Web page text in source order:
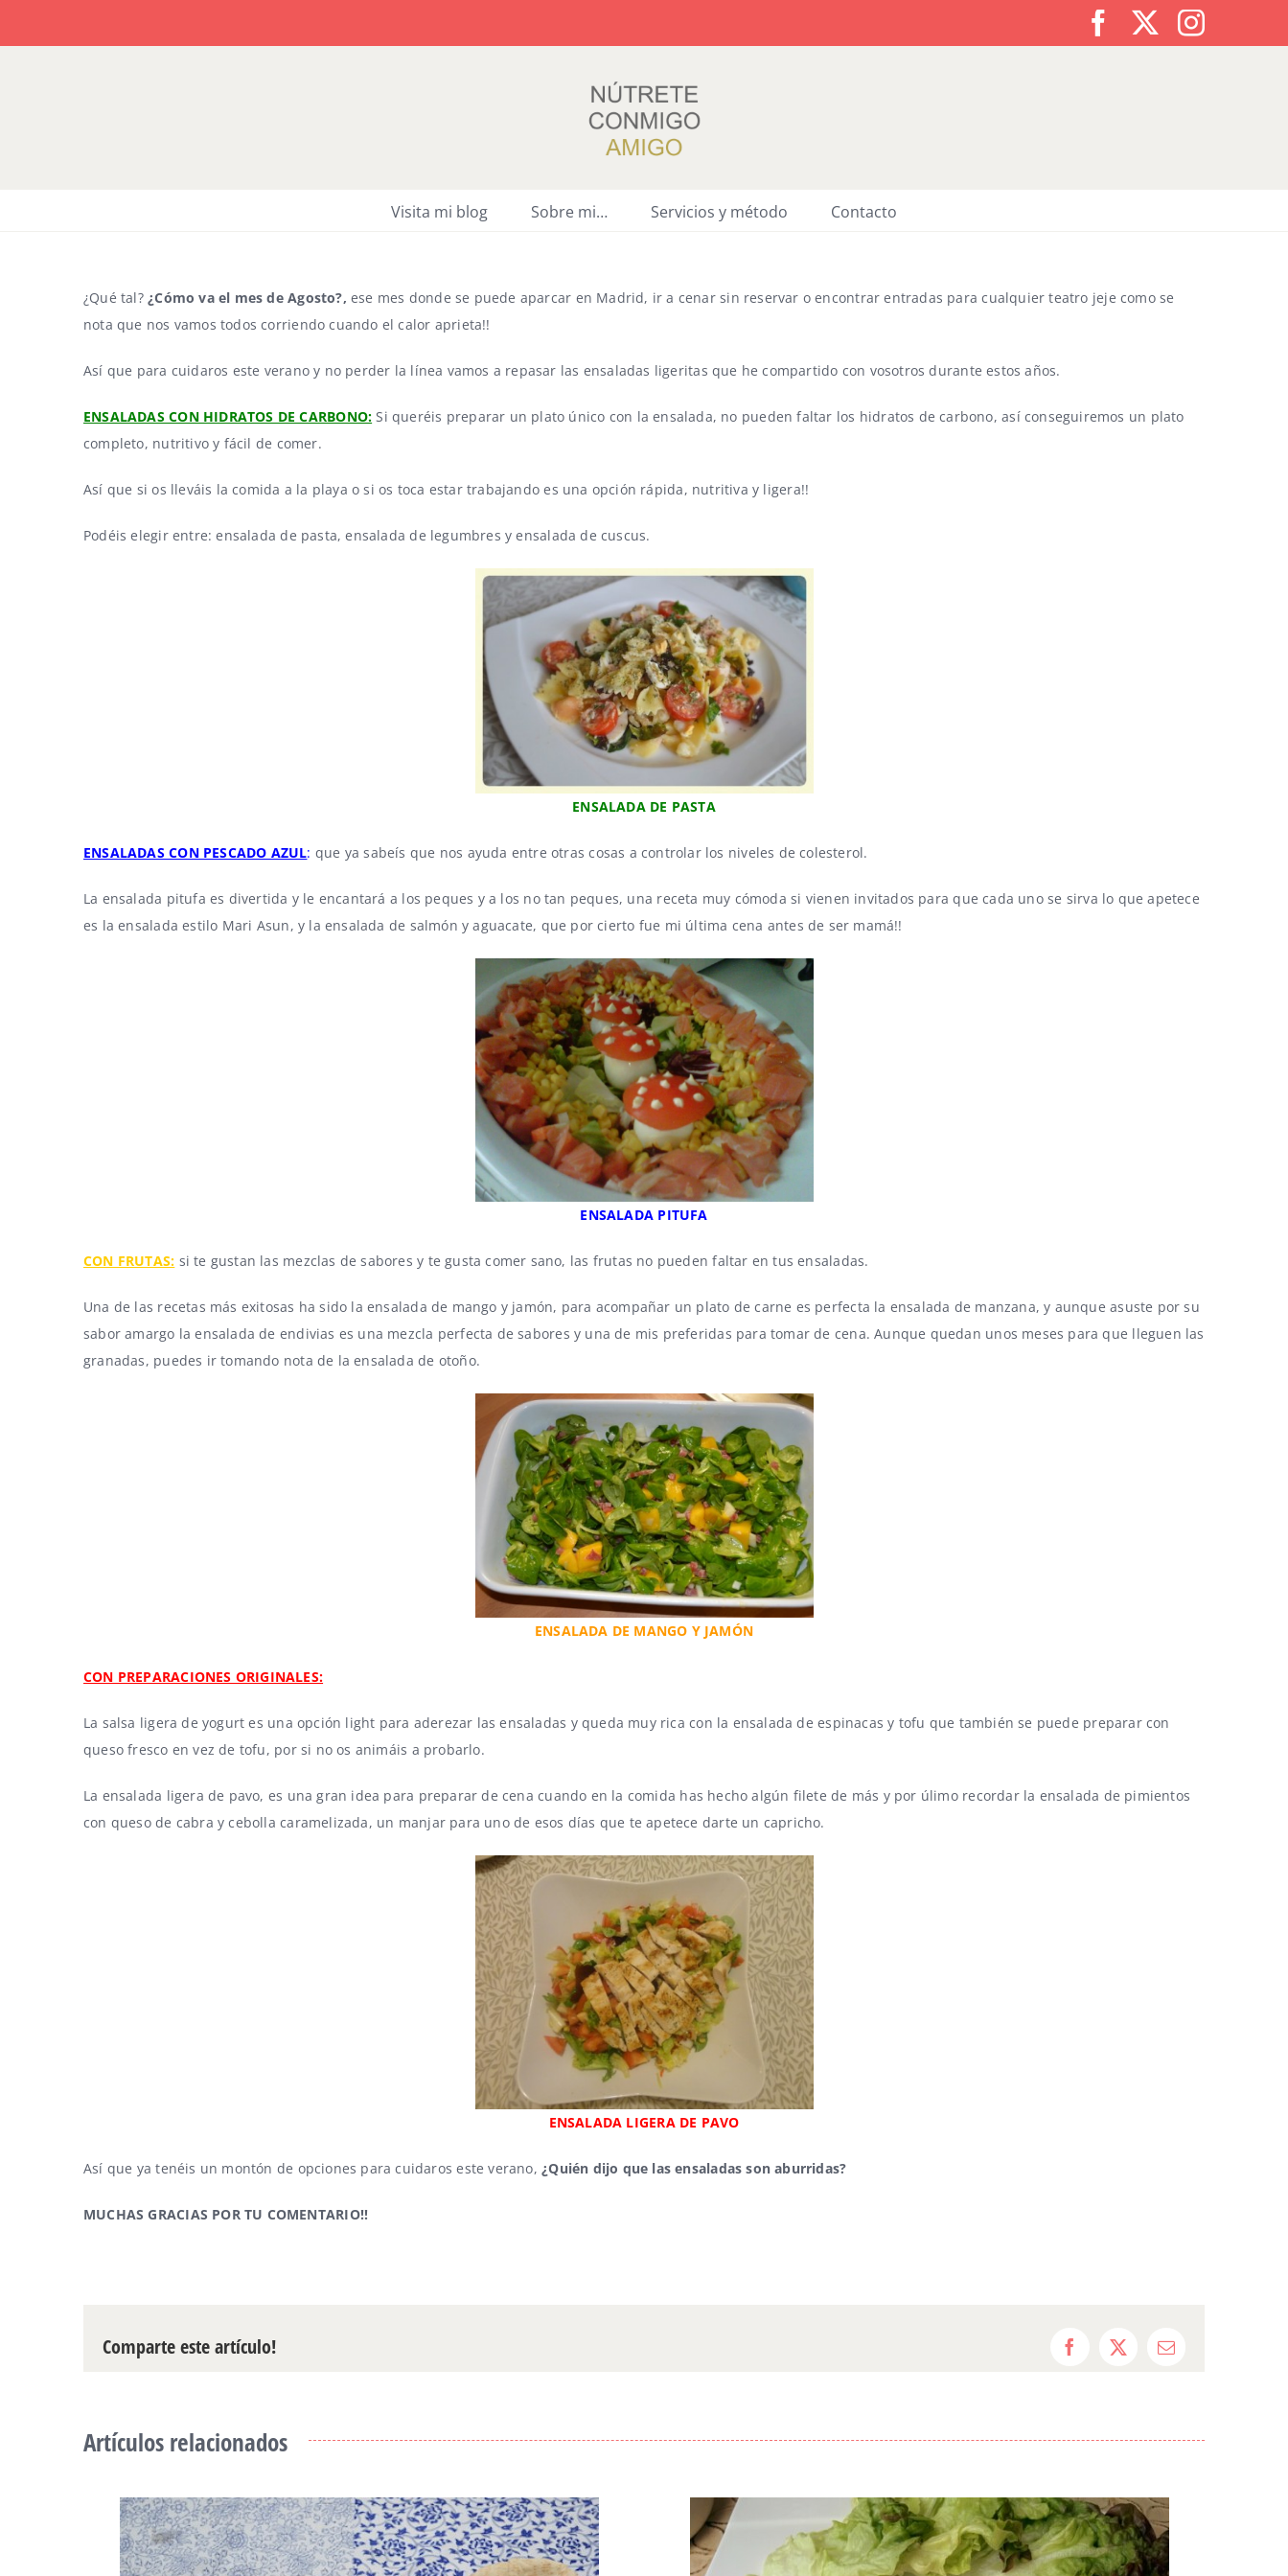
Facebook
Visita mi blog Sobre mi… Servicios y método Contacto
¿Qué tal?¿Cómo va el mes de Agosto?, ese mes donde se puede aparcar en Madrid, ir a cenar sin reservar o encontrar entradas para cualquier teatro jeje como se
nota que nos vamos todos corriendo cuando el calor aprieta!!
Así que para cuidaros este verano y no perder la línea vamos a repasar las ensaladas ligeritas que he compartido con vosotros durante estos años.
ENSALADAS CON HIDRATOS DE CARBONO: Si queréis preparar un plato único con la ensalada, no pueden faltar los hidratos de carbono, así conseguiremos un plato
completo, nutritivo y fácil de comer.
Así que si os lleváis la comida a la playa o si os toca estar trabajando es una opción rápida, nutritiva y ligera!!
Podéis elegir entre:ensalada de pasta,ensalada de legumbres yensalada de cuscus.
ENSALADA DE PASTA
ENSALADAS CON PESCADO AZUL: que ya sabeís que nos ayuda entre otras cosas a controlar los niveles de colesterol.
La ensalada pitufaes divertida y le encantará a los peques y a los no tan peques, una receta muy cómoda si vienen invitados para que cada uno se sirva lo que apetece
es laensalada estilo Mari Asun, y laensalada de salmón y aguacate, que por cierto fue mi última cena antes de ser mamá!!
ENSALADA PITUFA
CON FRUTAS: si te gustan las mezclas de sabores y te gusta comer sano, las frutas no pueden faltar en tus ensaladas.
Una de las recetas más exitosas ha sido laensalada de mango y jamón, para acompañar un plato de carne es perfecta la ensalada de manzana, y aunque asuste por su
sabor amargo laensalada de endivias es una mezcla perfecta de sabores y una de mis preferidas para tomar de cena. Aunque quedan unos meses para que lleguen las
granadas, puedes ir tomando nota de laensalada de otoño.
ENSALADA DE MANGO Y JAMÓN
CON PREPARACIONES ORIGINALES:
La salsa ligera de yogurt es una opción light para aderezar las ensaladas y queda muy rica con la ensalada de espinacas y tofu que también se puede preparar con
queso fresco en vez de tofu, por si no os animáis a probarlo.
La ensalada ligera de pavo, es una gran idea para preparar de cena cuando en la comida has hecho algún filete de más y por úlimo recordar la ensalada de pimientos
con queso de cabra y cebolla caramelizada, un manjar para uno de esos días que te apetece darte un capricho.
ENSALADA LIGERA DE PAVO
Así que ya tenéis un montón de opciones para cuidaros este verano, ¿Quién dijo que las ensaladas son aburridas?
MUCHAS GRACIAS POR TU COMENTARIO!!
Comparte este artículo! Facebook
X
Correo
Artículos relacionados